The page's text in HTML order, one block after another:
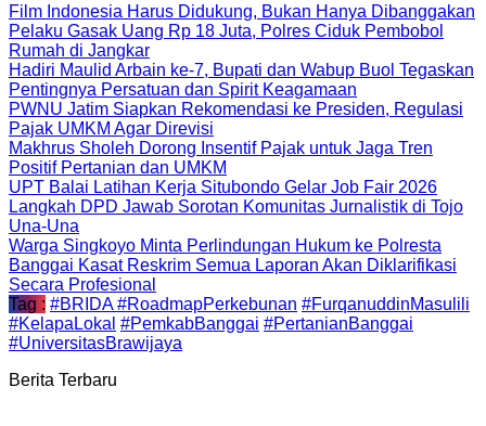
Film Indonesia Harus Didukung, Bukan Hanya Dibanggakan
Pelaku Gasak Uang Rp 18 Juta, Polres Ciduk Pembobol
Rumah di Jangkar
Hadiri Maulid Arbain ke-7, Bupati dan Wabup Buol Tegaskan
Pentingnya Persatuan dan Spirit Keagamaan
PWNU Jatim Siapkan Rekomendasi ke Presiden, Regulasi
Pajak UMKM Agar Direvisi
Makhrus Sholeh Dorong Insentif Pajak untuk Jaga Tren
Positif Pertanian dan UMKM
UPT Balai Latihan Kerja Situbondo Gelar Job Fair 2026
Langkah DPD Jawab Sorotan Komunitas Jurnalistik di Tojo
Una-Una
Warga Singkoyo Minta Perlindungan Hukum ke Polresta
Banggai Kasat Reskrim Semua Laporan Akan Diklarifikasi
Secara Profesional
Tag : #BRIDA #RoadmapPerkebunan #FurqanuddinMasulili
#KelapaLokal #PemkabBanggai #PertanianBanggai
#UniversitasBrawijaya
Berita Terbaru